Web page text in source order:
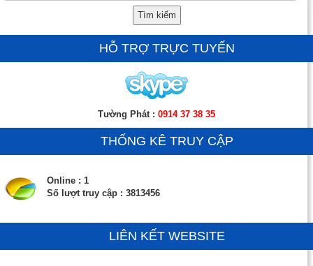
Tìm kiếm
HỖ TRỢ TRỰC TUYẾN
Tường Phát : 0914 37 38 35
THỐNG KÊ TRUY CẬP
Online : 1
Số lượt truy cập : 3813456
LIÊN KẾT WEBSITE